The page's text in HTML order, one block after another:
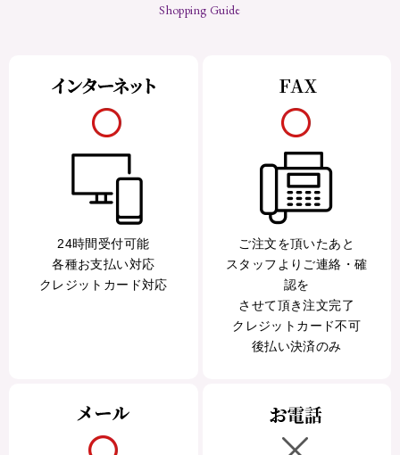
Shopping Guide
24時間受付可能
各種お支払い対応
クレジットカード対応
ご注文を頂いたあと
スタッフよりご連絡・確
認を
させて頂き注文完了
クレジットカード不可
後払い決済のみ